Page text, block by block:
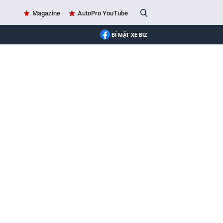
Magazine AutoPro YouTube
BÍ MẬT XE BIZ